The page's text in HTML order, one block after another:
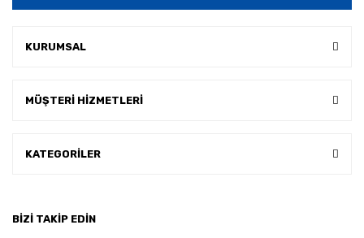
KURUMSAL
MÜŞTERİ HİZMETLERİ
KATEGORİLER
BİZİ TAKİP EDİN